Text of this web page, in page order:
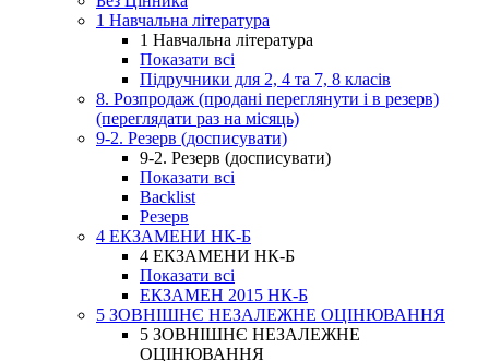
1 Навчальна література
1 Навчальна література
Показати всі
Підручники для 2, 4 та 7, 8 класів
8. Розпродаж (продані переглянути і в резерв)
(переглядати раз на місяць)
9-2. Резерв (досписувати)
9-2. Резерв (досписувати)
Показати всі
Backlist
Резерв
4 ЕКЗАМЕНИ НК-Б
4 ЕКЗАМЕНИ НК-Б
Показати всі
ЕКЗАМЕН 2015 НК-Б
5 ЗОВНІШНЄ НЕЗАЛЕЖНЕ ОЦІНЮВАННЯ
5 ЗОВНІШНЄ НЕЗАЛЕЖНЕ
ОЦІНЮВАННЯ